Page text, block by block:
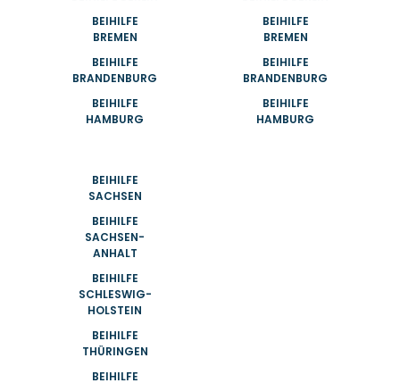
BEIHILFE
BREMEN
BEIHILFE
BRANDENBURG
BEIHILFE
HAMBURG
BEIHILFE
BREMEN
BEIHILFE
BRANDENBURG
BEIHILFE
HAMBURG
BEIHILFE
SACHSEN
BEIHILFE
SACHSEN-
ANHALT
BEIHILFE
SCHLESWIG-
HOLSTEIN
BEIHILFE
THÜRINGEN
BEIHILFE